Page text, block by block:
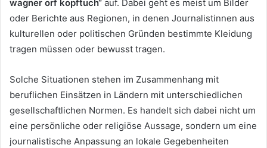
wagner orf kopftuch“ auf. Dabei geht es meist um Bilder
oder Berichte aus Regionen, in denen Journalistinnen aus
kulturellen oder politischen Gründen bestimmte Kleidung
tragen müssen oder bewusst tragen.
Solche Situationen stehen im Zusammenhang mit
beruflichen Einsätzen in Ländern mit unterschiedlichen
gesellschaftlichen Normen. Es handelt sich dabei nicht um
eine persönliche oder religiöse Aussage, sondern um eine
journalistische Anpassung an lokale Gegebenheiten